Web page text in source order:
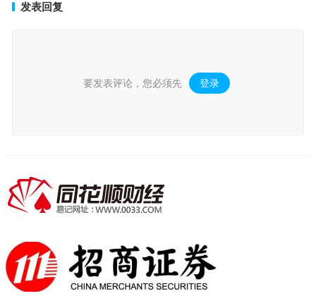
发表回复
要发表评论，您必须先 登录 。